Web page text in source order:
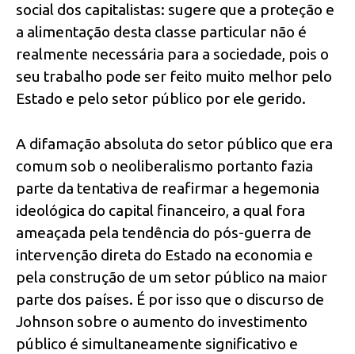
social dos capitalistas: sugere que a proteção e
a alimentação desta classe particular não é
realmente necessária para a sociedade, pois o
seu trabalho pode ser feito muito melhor pelo
Estado e pelo setor público por ele gerido.
A difamação absoluta do setor público que era
comum sob o neoliberalismo portanto fazia
parte da tentativa de reafirmar a hegemonia
ideológica do capital financeiro, a qual fora
ameaçada pela tendência do pós-guerra de
intervenção direta do Estado na economia e
pela construção de um setor público na maior
parte dos países. É por isso que o discurso de
Johnson sobre o aumento do investimento
público é simultaneamente significativo e